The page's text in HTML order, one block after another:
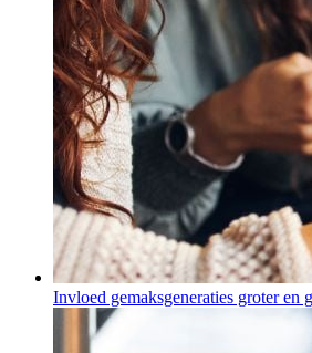
Invloed gemaksgeneraties groter en